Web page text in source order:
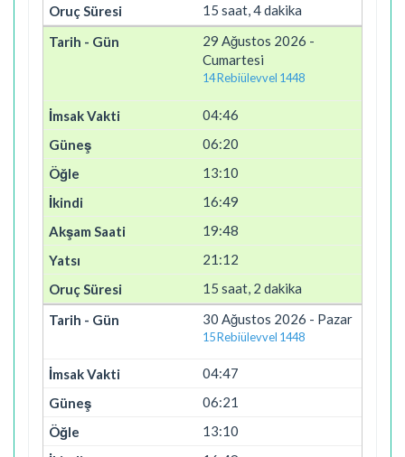
15 saat, 4 dakika
29 Ağustos 2026 -
Cumartesi
14 Rebiülevvel 1448
04:46
06:20
13:10
16:49
19:48
21:12
15 saat, 2 dakika
30 Ağustos 2026 - Pazar
15 Rebiülevvel 1448
04:47
06:21
13:10